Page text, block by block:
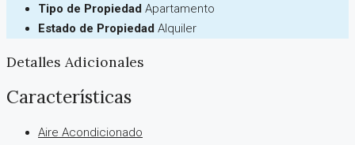
Tipo de Propiedad Apartamento
Estado de Propiedad Alquiler
Detalles Adicionales
Características
Aire Acondicionado